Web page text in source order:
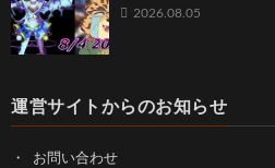
2026.08.05
運営サイトからのお知らせ
お問い合わせ